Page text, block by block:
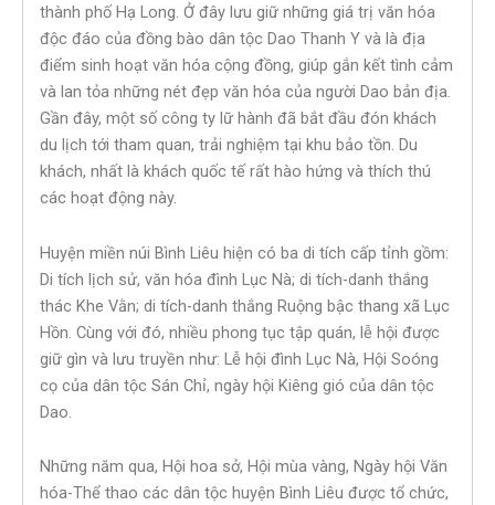
thành phố Hạ Long. Ở đây lưu giữ những giá trị văn hóa
độc đáo của đồng bào dân tộc Dao Thanh Y và là địa
điểm sinh hoạt văn hóa cộng đồng, giúp gắn kết tình cảm
và lan tỏa những nét đẹp văn hóa của người Dao bản địa.
Gần đây, một số công ty lữ hành đã bắt đầu đón khách
du lịch tới tham quan, trải nghiệm tại khu bảo tồn. Du
khách, nhất là khách quốc tế rất hào hứng và thích thú
các hoạt động này.
Huyện miền núi Bình Liêu hiện có ba di tích cấp tỉnh gồm:
Di tích lịch sử, văn hóa đình Lục Nà; di tích-danh thắng
thác Khe Vằn; di tích-danh thắng Ruộng bậc thang xã Lục
Hồn. Cùng với đó, nhiều phong tục tập quán, lễ hội được
giữ gìn và lưu truyền như: Lễ hội đình Lục Nà, Hội Soóng
cọ của dân tộc Sán Chỉ, ngày hội Kiêng gió của dân tộc
Dao.
Những năm qua, Hội hoa sở, Hội mùa vàng, Ngày hội Văn
hóa-Thể thao các dân tộc huyện Bình Liêu được tổ chức,